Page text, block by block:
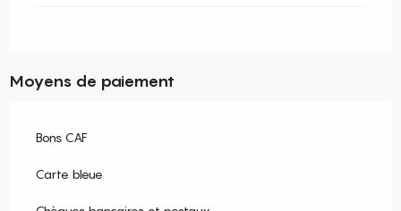
Moyens de paiement
Bons CAF
Carte bleue